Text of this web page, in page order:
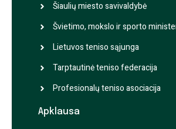
Šiaulių miesto savivaldybė
Švietimo, mokslo ir sporto
Lietuvos teniso sąjunga
Tarptautinė teniso federacija
Profesionalų teniso asociacija
Apklausa